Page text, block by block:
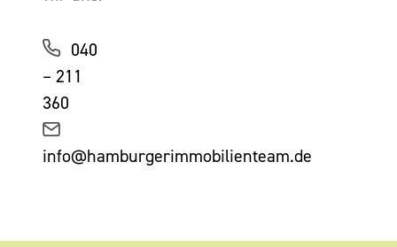
040
– 211
360
info@hamburgerimmobilienteam.de